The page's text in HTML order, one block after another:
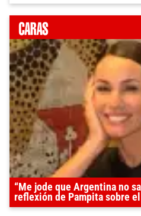
“Me jode que Argentina no
reflexión de Pampita sobre